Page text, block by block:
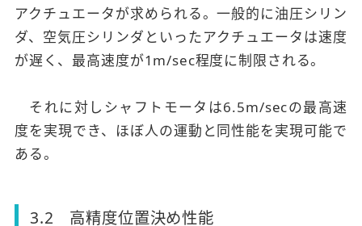
アクチュエータが求められる。一般的に油圧シリン
ダ、空気圧シリンダといったアクチュエータは速度
が遅く、最高速度が1m/sec程度に制限される。
それに対しシャフトモータは6.5m/secの最高速
度を実現でき、ほぼ人の運動と同性能を実現可能で
ある。
3.2 高精度位置決め性能